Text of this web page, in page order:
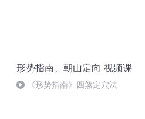
形势指南、朝山定向 视频课
《形势指南》四煞定穴法